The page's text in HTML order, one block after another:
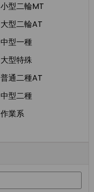
小型二輪MT
大型二輪AT
中型一種
大型特殊
普通二種AT
中型二種
作業系